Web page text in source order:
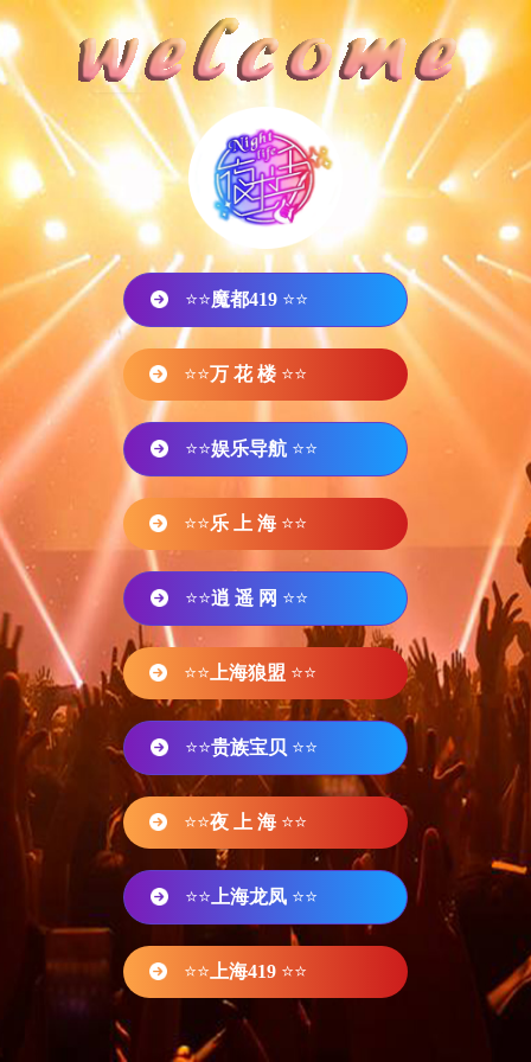
⭐⭐魔都419 ⭐⭐
⭐⭐万 花 楼 ⭐⭐
⭐⭐娱乐导航 ⭐⭐
⭐⭐乐 上 海 ⭐⭐
⭐⭐逍 遥 网 ⭐⭐
⭐⭐ 上海狼盟 ⭐⭐
⭐⭐贵族宝贝 ⭐⭐
⭐⭐夜 上 海 ⭐⭐
⭐⭐ 上海龙凤 ⭐⭐
⭐⭐ 上海419 ⭐⭐